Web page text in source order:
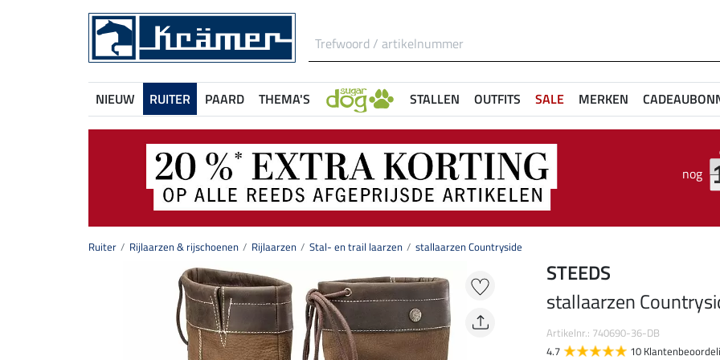
NIEUW RUITER PAARD THEMA'S STALLEN OUTFITS SALE MERKEN
nog
Ruiter Rijlaarzen & rijschoenen Rijlaarzen Stal- en trail laarzen stallaarzen Countryside
STEEDS
stallaarzen
Artikelnr.: 740690-36-DB
4.7
10